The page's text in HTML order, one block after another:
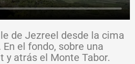
de Jezreel desde la cima
el fondo, sobre una
y atrás el Monte Tabor.